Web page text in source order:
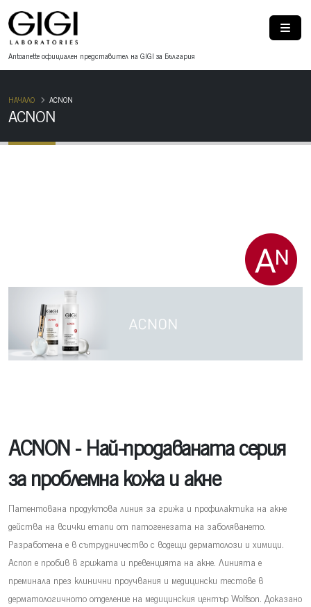
Antoanette oфициален представител на GIGI за България
ACNON
НАЧАЛО ACNON
ACNON - Най-продаваната серия
за проблемна кожа и акне
Патентована продуктова линия за грижа и профилактика на акне
действа на всички етапи от патогенезата на заболяването.
Разработена е в сътрудничество с водещи дерматолози и химици.
Acnon е пробив в грижата и превенцията на акне. Линията е
преминала през клинични проучвания и медицински тестове в
дерматологичното отделение на медицинския център Wolfson. Доказано